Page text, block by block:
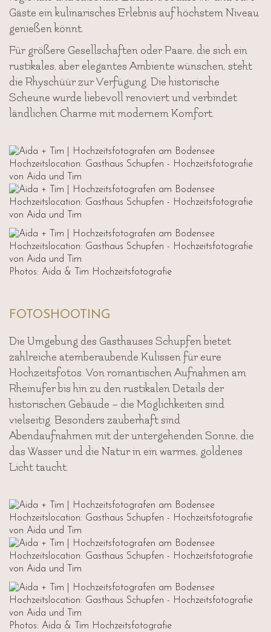
Gäste ein kulinarisches Erlebnis auf höchstem Niveau
genießen könnt.
Für größere Gesellschaften oder Paare, die sich ein
rustikales, aber elegantes Ambiente wünschen, steht
die Rhyschüür zur Verfügung. Die historische
Scheune wurde liebevoll renoviert und verbindet
ländlichen Charme mit modernem Komfort.
Photos: Aida & Tim Hochzeitsfotografie
FOTOSHOOTING
Die Umgebung des Gasthauses Schupfen bietet
zahlreiche atemberaubende Kulissen für eure
Hochzeitsfotos. Von romantischen Aufnahmen am
Rheinufer bis hin zu den rustikalen Details der
historischen Gebäude – die Möglichkeiten sind
vielseitig. Besonders zauberhaft sind
Abendaufnahmen mit der untergehenden Sonne, die
das Wasser und die Natur in ein warmes, goldenes
Licht taucht.
Photos: Aida & Tim Hochzeitsfotografie